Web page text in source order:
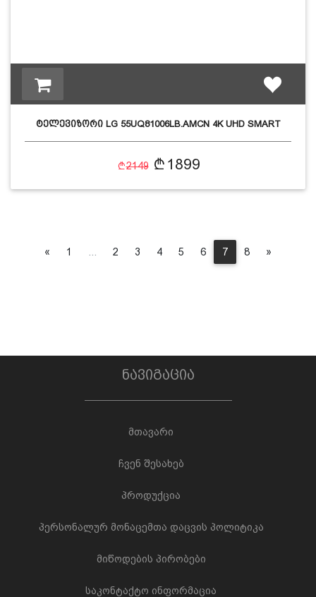
ტელევიზორი LG 55UQ81006LB.AMCN 4K UHD SMART
2149 1899
« Previous
1 2 3 4 5 6 7(current)
8 »
ნავიგაცია
მთავარი
ჩვენ შესახებ
პროდუქცია
პერსონალურ მონაცემთა დაცვის პოლიტიკა
მიწოდების პირობები
საკონტაქტო ინფორმაცია